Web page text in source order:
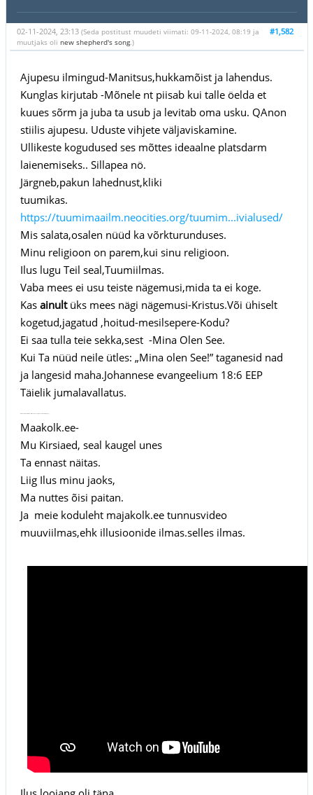
#1,582
02-11-2024, 23:13 (Seda postitust muudeti viimati: 09-11-2024, 08:19 ja
muutjaks oli new shepherd's song.)
Ajupesu ilmingud-Manitsus,hukkamõist ja lahendus.
Kunglas kirjutab -Mõnele nt piisab kui talle öelda et
kuues sõrm ja juba ta usub ja levitab oma usku. QAnon
stiilis ajupesu. Uduste vihjete väljaviskamine.
Ullikeste kogudused ses mõttes ideaalne platsdarm
laienemiseks.. Sillapea nö.
Järgneb,pakun lahednust,kliki
tuumikas.
https://tuumimaailm.neocities.org/tuumim...ivialused/
Mis salata,osalen nüüd ka võrkturunduses.
Minu religioon on parem,kui sinu religioon.
Ilus lugu Teil seal,Tuumiilmas.
Vaba mees ei usu teiste nägemusi,mida ta ei koge.
Kas ainultüks mees nägi nägemusi-Kristus.Või ühiselt
kogetud,jagatud ,hoitud-mesilsepere-Kodu?
Ei saa tulla teie sekka,sest -Mina Olen See.
Kui Ta nüüd neile ütles: „Mina olen See!” taganesid nad
ja langesid maha.Johannese evangeelium 18:6 EEP
Täielik jumalavallatus.
Maakolk.ee-
Mu Kirsiaed, seal kaugel unes
Ta ennast näitas.
Liig Ilus minu jaoks,
Ma nuttes õisi paitan.
Ja meie koduleht majakolk.ee tunnusvideo
muuviilmas,ehk illusioonide ilmas.selles ilmas.